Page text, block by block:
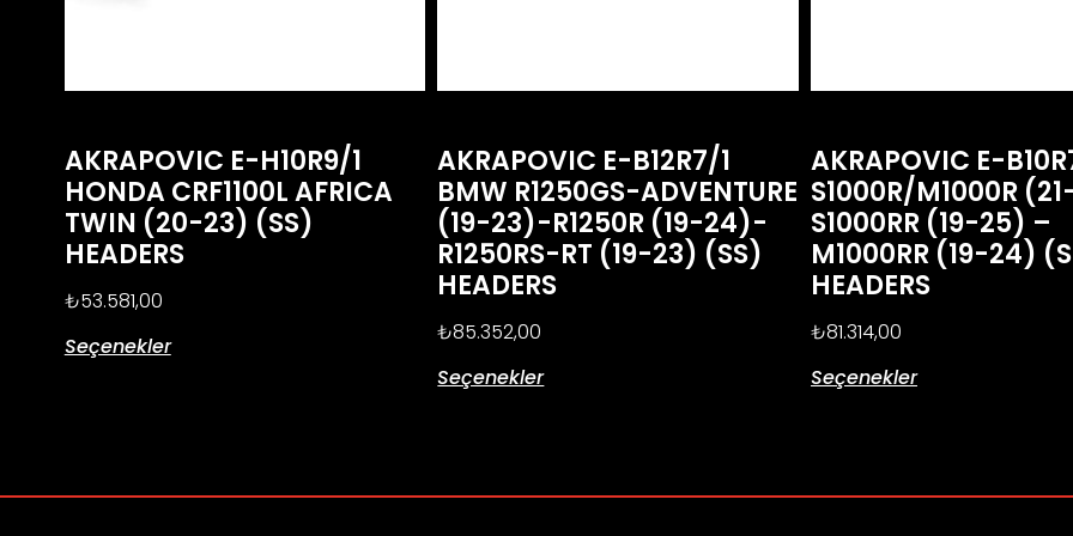
AKRAPOVIC E-H10R9/1
HONDA CRF1100L AFRICA
TWIN (20-23) (SS)
HEADERS
₺53.581,00
Seçenekler
AKRAPOVIC E-B12R7/1
BMW R1250GS-ADVENTURE
(19-23)-R1250R (19-24)-
R1250RS-RT (19-23) (SS)
HEADERS
₺85.352,00
Seçenekler
AKRAPOVIC E-
S1000R/M1000R
S1000RR (19-25) –
M1000RR (19-24)
HEADERS
₺81.314,00
Seçenekler